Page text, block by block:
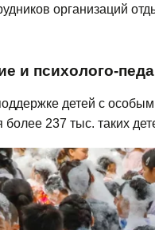
организаций
и психолого-
детей с
237 тыс. таких